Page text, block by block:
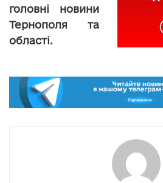
головні новини
Тернополя та
області.